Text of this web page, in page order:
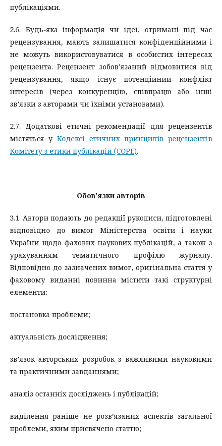
публікаціями.
2.6. Будь-яка інформація чи ідеї, отримані під час
рецензування, мають залишатися конфіденційними і
не можуть використовуватися в особистих інтересах
рецензента. Рецензент зобов’язаний відмовитися від
рецензування, якщо існує потенційний конфлікт
інтересів (через конкуренцію, співпрацю або інші
зв’язки з авторами чи їхніми установами).
2.7. Додаткові етичні рекомендації для рецензентів
містяться у Кодексі етичних принципів рецензентів
Комітету з етики публікацій (COPE).
Обов'язки авторів
3.1. Автори подають до редакції рукописи, підготовлені
відповідно до вимог Міністерства освіти і науки
України щодо фахових наукових публікацій, а також з
урахуванням тематичного профілю журналу.
Відповідно до зазначених вимог, оригінальна стаття у
фаховому виданні повинна містити такі структурні
елементи:
постановка проблеми;
актуальність дослідження;
зв’язок авторських розробок з важливими науковими
та практичними завданнями;
аналіз останніх досліджень і публікацій;
виділення раніше не розв’язаних аспектів загальної
проблеми, яким присвячено статтю;